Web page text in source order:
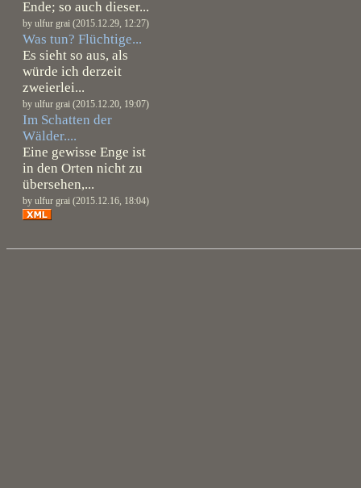
Ende; so auch dieser...
by ulfur grai (2015.12.29, 12:27)
Was tun? Flüchtige...
Es sieht so aus, als
würde ich derzeit
zweierlei...
by ulfur grai (2015.12.20, 19:07)
Im Schatten der
Wälder....
Eine gewisse Enge ist
in den Orten nicht zu
übersehen,...
by ulfur grai (2015.12.16, 18:04)